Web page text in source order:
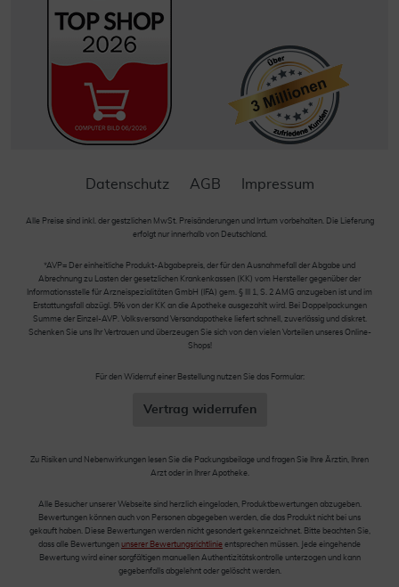
Datenschutz AGB Impressum
Alle Preise sind inkl. der gestzlichen MwSt. Preisänderungen und Irrtum vorbehalten. Die Lieferung
erfolgt nur innerhalb von Deutschland.
*AVP= Der einheitliche Produkt-Abgabepreis, der für den Ausnahmefall der Abgabe und
Abrechnung zu Lasten der gesetzlichen Krankenkassen (KK) vom Hersteller gegenüber der
Informationsstelle für Arzneispezialitäten GmbH (IFA) gem. § III 1, S. 2 AMG anzugeben ist und im
Erstattungsfall abzügl. 5% von der KK an die Apotheke ausgezahlt wird. Bei Doppelpackungen
Summe der Einzel-AVP. Volksversand Versandapotheke liefert schnell, zuverlässig und diskret.
Schenken Sie uns Ihr Vertrauen und überzeugen Sie sich von den vielen Vorteilen unseres Online-
Shops!
Für den Widerruf einer Bestellung nutzen Sie das Formular:
Vertrag widerrufen
Zu Risiken und Nebenwirkungen lesen Sie die Packungsbeilage und fragen Sie Ihre Ärztin, Ihren
Arzt oder in Ihrer Apotheke.
Alle Besucher unserer Webseite sind herzlich eingeladen, Produktbewertungen abzugeben.
Bewertungen können auch von Personen abgegeben werden, die das Produkt nicht bei uns
gekauft haben. Diese Bewertungen werden nicht gesondert gekennzeichnet. Bitte beachten Sie,
dass alle Bewertungen unserer Bewertungsrichtlinie entsprechen müssen. Jede eingehende
Bewertung wird einer sorgfältigen manuellen Authentizitätskontrolle unterzogen und kann
gegebenfalls abgelehnt oder gelöscht werden.